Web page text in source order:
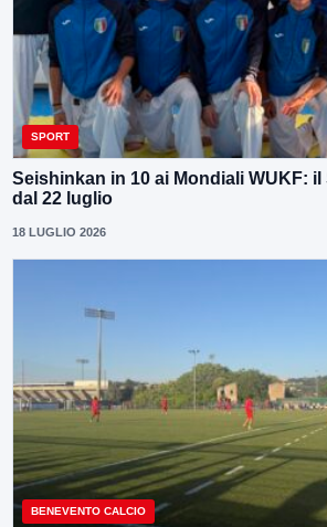
SPORT
Seishinkan in 10 ai Mondiali WUKF:
dal 22 luglio
18 LUGLIO 2026
BENEVENTO CALCIO